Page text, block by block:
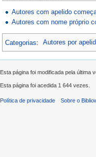
Autores com apelido
Autores com nome próprio
Categorias: Autores por
Esta página foi modificada pela última
Esta página foi acedida 1 644 vezes.
Política de privacidade Sobre o